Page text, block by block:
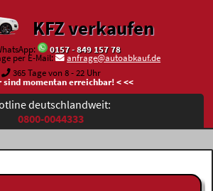
KFZ verkaufen
0157 - 849 157 78
per E-Mail:
anfrage@autoabkauf.de
365 Tage von 8 - 22 Uhr
sind momentan erreichbar! < <<
deutschlandweit:
0800-0044333